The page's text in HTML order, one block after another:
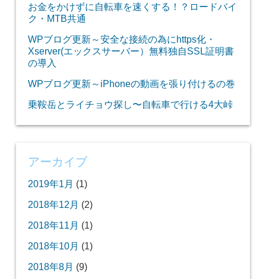
お金をかけずに自転車を速くする！？ロードバイ
ク・MTB共通
WPブログ更新～安全な接続の為にhttps化・
Xserver(エックスサーバー）無料独自SSL証明書
の導入
WPブログ更新～iPhoneの動画を張り付けるの巻
乗鞍岳とライチョウ探し〜自転車で行ける4大峠
アーカイブ
2019年1月 (1)
2018年12月 (2)
2018年11月 (1)
2018年10月 (1)
2018年8月 (9)